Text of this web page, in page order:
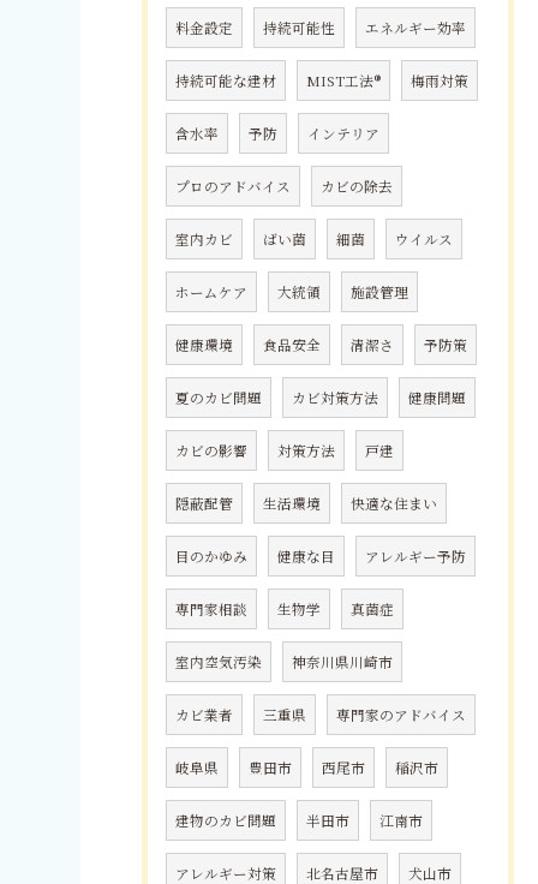
料金設定 持続可能性 エネルギー効率
持続可能な建材 MIST工法® 梅雨対策
含水率 予防 インテリア
プロのアドバイス カビの除去
室内カビ ばい菌 細菌 ウイルス
ホームケア 大統領 施設管理
健康環境 食品安全 清潔さ 予防策
夏のカビ問題 カビ対策方法 健康問題
カビの影響 対策方法 戸建
隠蔽配管 生活環境 快適な住まい
目のかゆみ 健康な目 アレルギー予防
専門家相談 生物学 真菌症
室内空気汚染 神奈川県川崎市
カビ業者 三重県 専門家のアドバイス
岐阜県 豊田市 西尾市 稲沢市
建物のカビ問題 半田市 江南市
アレルギー対策 北名古屋市 犬山市